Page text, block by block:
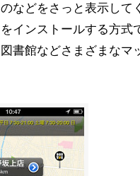
などをさっと表示し
インストールする方式
書館などさまざまなマ